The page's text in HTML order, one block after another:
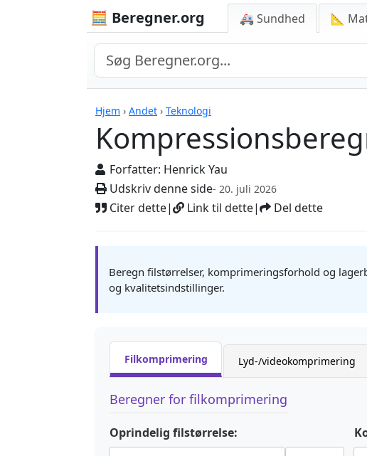
🧮 Beregner.org 🚑 Sundhed 📐
Hjem › Andet › Teknologi
Forfatter: Henrick Yau
Udskriv denne side- 20. juli 2026
Citer dette| Link til dette| Del dette
Beregnere
Beregn filstørrelser, komprimeringsforhold og
og kvalitetsindstillinger.
Filkomprimering Lyd-/videokomprimering
Beregner for filkomprimering
Oprindelig filstørrelse: